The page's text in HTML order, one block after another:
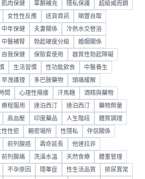
肌肉保健 睪酮補充 隱私保護 超級威而鋼
女性性反應 送貨資訊 順豐自取
中年保健 夫妻關係 冷熱水交替浴
中醫補腎 勃起硬度分級 婚姻關係
自我保健 保險套使用 器質性勃起障礙
生活習慣 性功能飲食 中醫養生
早洩護理 多巴胺藥物 頭痛緩解
間 心理性陽痿 汗馬糖 酒精與藥物
療程服用 達泊西汀 達泊西汀 藥物劑量
高血壓 印度藥品 人生階段 體質調理
性性慾 親密場所 性隱私 伴侶關係
前列腺癌 壽命延長 他達拉非
前列腺痛 洗澡水溫 天然食療 體重管理
不孕原因 隱睾症 性生活品質 排尿異常